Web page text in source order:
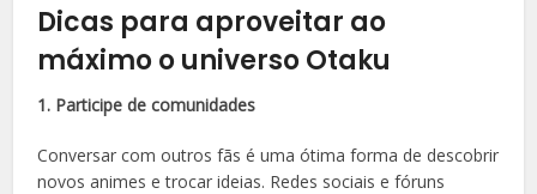
Dicas para aproveitar ao
máximo o universo Otaku
1. Participe de comunidades
Conversar com outros fãs é uma ótima forma de descobrir
novos animes e trocar ideias. Redes sociais e fóruns